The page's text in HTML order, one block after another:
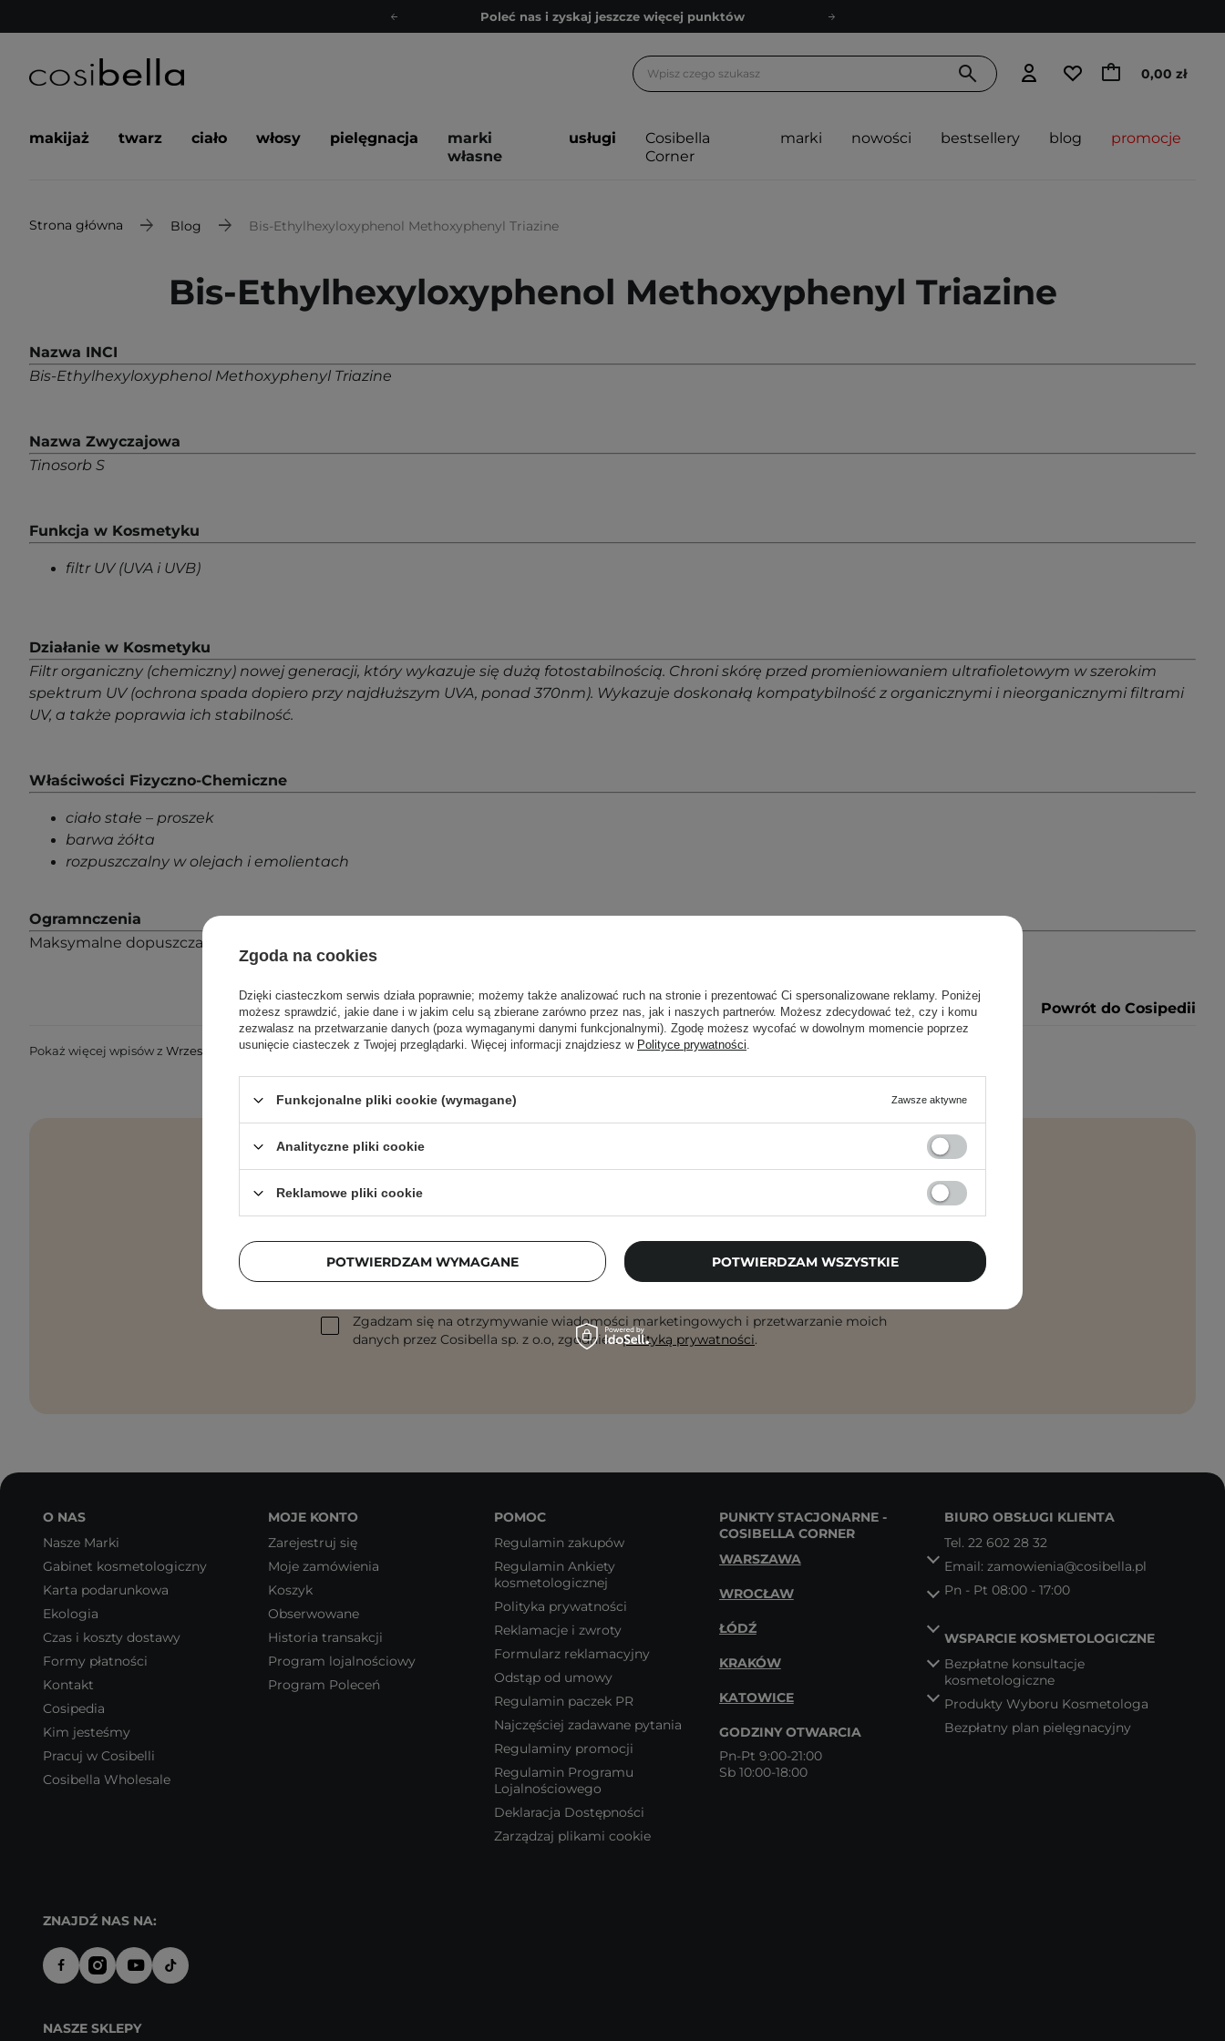
Poleć nas i zyskaj jeszcze więcej punktów
Bezpłatne konsultacje kosmetologiczne
Poleć nas i zyskaj jeszcze więcej punktów
0,00 zł
makijaż twarz ciało włosy pielęgnacja
marki
własne
usługi
Cosibella
Corner
marki nowości bestsellery blog promocje
Strona główna Blog Bis-Ethylhexyloxyphenol Methoxyphenyl Triazine
Bis-Ethylhexyloxyphenol Methoxyphenyl Triazine
Nazwa INCI
Bis-Ethylhexyloxyphenol Methoxyphenyl Triazine
Nazwa Zwyczajowa
Tinosorb S
Funkcja w Kosmetyku
filtr UV (UVA i UVB)
Działanie w Kosmetyku
Filtr organiczny (chemiczny) nowej generacji, który wykazuje się dużą fotostabilnością. Chroni skórę przed promieniowaniem ultrafioletowym w szerokim
spektrum UV (ochrona spada dopiero przy najdłuższym UVA, ponad 370nm). Wykazuje doskonałą kompatybilność z organicznymi i nieorganicznymi filtrami
UV, a także poprawia ich stabilność.
Właściwości Fizyczno-Chemiczne
ciało stałe – proszek
barwa żółta
rozpuszczalny w olejach i emolientach
Ogramnczenia
Maksymalne dopuszczalne stężenie to 10%.
Powrót do Cosipedii
Pokaż więcej wpisów z Wrzesień 2020
Newsletter Cosibella
Pielęgnacyjne checklisty, eksperckie porady, beauty nowości - prosto na maila!
Zgadzam się na otrzymywanie wiadomości marketingowych i przetwarzanie moich
danych przez Cosibella sp. z o.o, zgodnie zpolityką prywatności.
O NAS
Nasze Marki
Gabinet kosmetologiczny
Karta podarunkowa
Ekologia
Czas i koszty dostawy
Formy płatności
Kontakt
Cosipedia
Kim jesteśmy
Pracuj w Cosibelli
Cosibella Wholesale
MOJE KONTO
Zarejestruj się
Moje zamówienia
Koszyk
Obserwowane
Historia transakcji
Program lojalnościowy
Program Poleceń
POMOC
Regulamin zakupów
Regulamin Ankiety
kosmetologicznej
Polityka prywatności
Reklamacje i zwroty
Formularz reklamacyjny
Odstąp od umowy
Regulamin paczek PR
Najczęściej zadawane pytania
Regulaminy promocji
Regulamin Programu
Lojalnościowego
Deklaracja Dostępności
Zarządzaj plikami cookie
PUNKTY STACJONARNE -
COSIBELLA CORNER
WARSZAWA
WROCŁAW
ŁÓDŹ
KRAKÓW
KATOWICE
GODZINY OTWARCIA
Pn-Pt 9:00-21:00
Sb 10:00-18:00
BIURO OBSŁUGI KLIENTA
Tel. 22 602 28 32
Email: zamowienia@cosibella.pl
Pn - Pt 08:00 - 17:00
WSPARCIE KOSMETOLOGICZNE
Bezpłatne konsultacje
kosmetologiczne
Produkty Wyboru Kosmetologa
Bezpłatny plan pielęgnacyjny
ZNAJDŹ NAS NA:
NASZE SKLEPY
Zgoda na cookies
Dzięki ciasteczkom serwis działa poprawnie; możemy także analizować ruch na stronie i prezentować Ci spersonalizowane reklamy. Poniżej
możesz sprawdzić, jakie dane i w jakim celu są zbierane zarówno przez nas, jak i naszych partnerów. Możesz zdecydować też, czy i komu
zezwalasz na przetwarzanie danych (poza wymaganymi danymi funkcjonalnymi). Zgodę możesz wycofać w dowolnym momencie poprzez
usunięcie ciasteczek z Twojej przeglądarki. Więcej informacji znajdziesz w Polityce prywatności.
Funkcjonalne pliki cookie (wymagane) Zawsze aktywne
Analityczne pliki cookie
Reklamowe pliki cookie
POTWIERDZAM WYMAGANE POTWIERDZAM WSZYSTKIE